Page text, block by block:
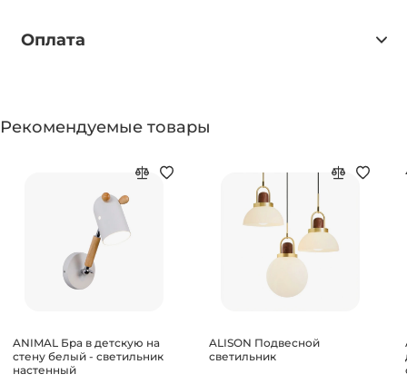
Оплата
Рекомендуемые товары
ANIMAL Бра в детскую на
стену белый - светильник
настенный
ALISON Подвесной
светильник